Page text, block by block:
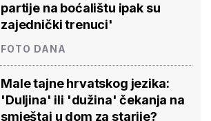
partije na boćalištu ipak su
zajednički trenuci'
FOTO DANA
Male tajne hrvatskog jezika:
'Duljina' ili 'dužina' čekanja na
smještaj u dom za starije?